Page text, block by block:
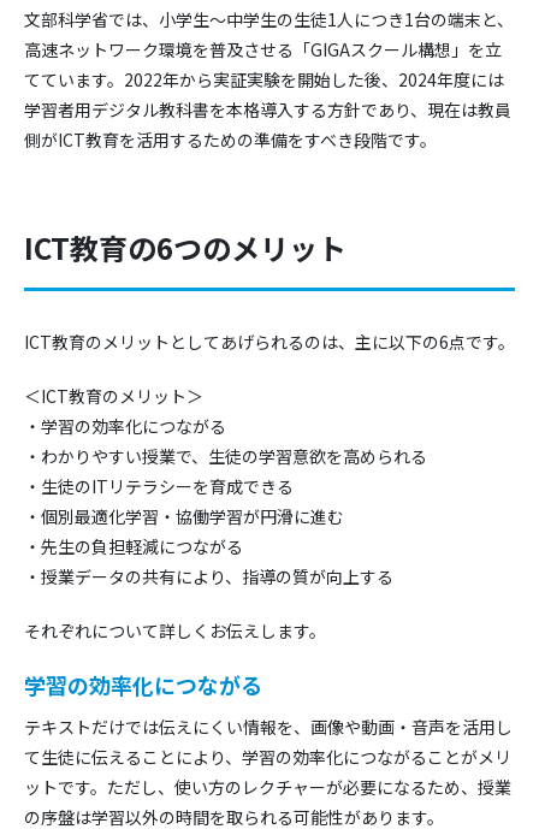
文部科学省では、小学生～中学生の生徒1人につき1台の端末と、
高速ネットワーク環境を普及させる「GIGAスクール構想」を立
てています。2022年から実証実験を開始した後、2024年度には
学習者用デジタル教科書を本格導入する方針であり、現在は教員
側がICT教育を活用するための準備をすべき段階です。
ICT教育の6つのメリット
ICT教育のメリットとしてあげられるのは、主に以下の6点です。
＜ICT教育のメリット＞
・学習の効率化につながる
・わかりやすい授業で、生徒の学習意欲を高められる
・生徒のITリテラシーを育成できる
・個別最適化学習・協働学習が円滑に進む
・先生の負担軽減につながる
・授業データの共有により、指導の質が向上する
それぞれについて詳しくお伝えします。
学習の効率化につながる
テキストだけでは伝えにくい情報を、画像や動画・音声を活用し
て生徒に伝えることにより、学習の効率化につながることがメリ
ットです。ただし、使い方のレクチャーが必要になるため、授業
の序盤は学習以外の時間を取られる可能性があります。